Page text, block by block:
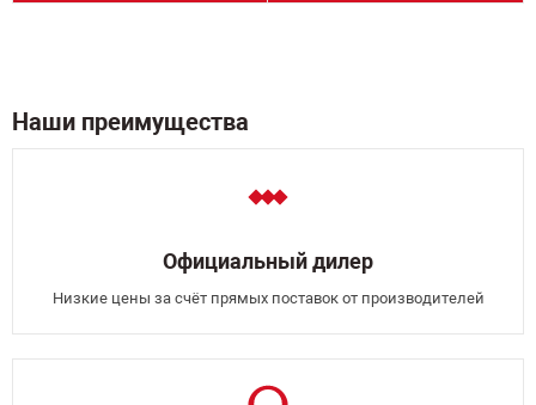
Наши преимущества
Официальный дилер
Низкие цены за счёт прямых поставок от производителей